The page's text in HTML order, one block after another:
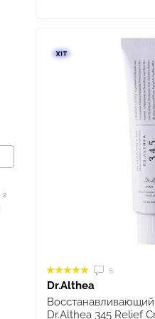
5
Dr.Althea
Dr.Althea 345 Relief
2